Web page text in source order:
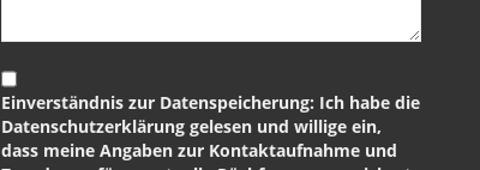
Einverständnis zur Datenspeicherung: Ich habe die
Datenschutzerklärung gelesen und willige ein,
dass meine Angaben zur Kontaktaufnahme und